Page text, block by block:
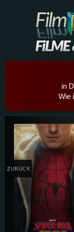
in
Wie
Details,Play
ZURÜCK